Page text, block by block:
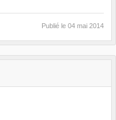
Publié le 04 mai 2014